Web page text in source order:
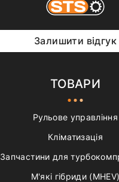
Залишити відгук
ТОВАРИ
Рульове управління
Кліматизація
Запчастини для
М'які гібриди (MHEV)